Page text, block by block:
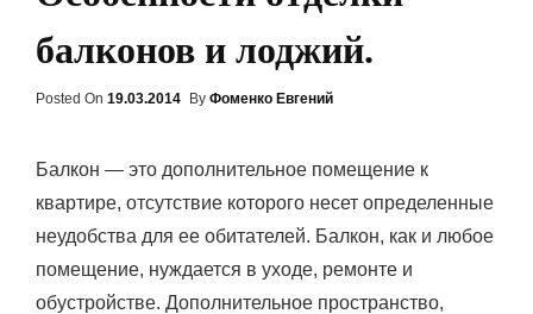
балконов и лоджий.
Posted On Posted
19.03.2014 By Фоменко Евгений
Балкон — это дополнительное помещение к
квартире, отсутствие которого несет определенные
неудобства для ее обитателей. Балкон, как и любое
помещение, нуждается в уходе, ремонте и
обустройстве. Дополнительное пространство,